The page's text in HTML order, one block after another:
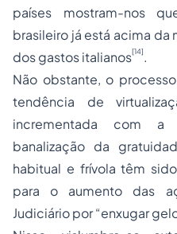
países mostram-nos
brasileiro já está acima da
dos gastos italianos[14].
Não obstante, o
tendência de
incrementada com a
banalização da
habitual e frívola têm
para o aumento das
Judiciário por “enxugar